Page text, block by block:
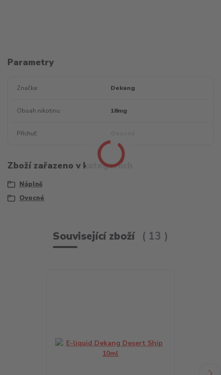
Parametry
Značka Dekang
Obsah nikotinu 18mg
Příchuť
Zboží zařazeno v kategoriích
Náplně
Ovocné
Související zboží 13